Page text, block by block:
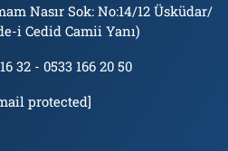
Nasır Sok: No:14/12 Üsküdar/
i Cedid Camii Yanı)
32 - 0533 166 20 50
protected]